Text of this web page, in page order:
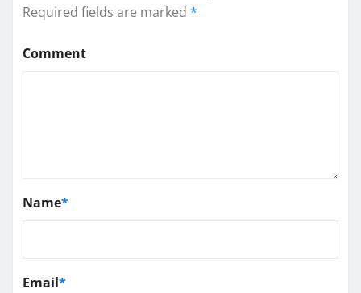
Required fields are marked *
Comment
Name*
Email*